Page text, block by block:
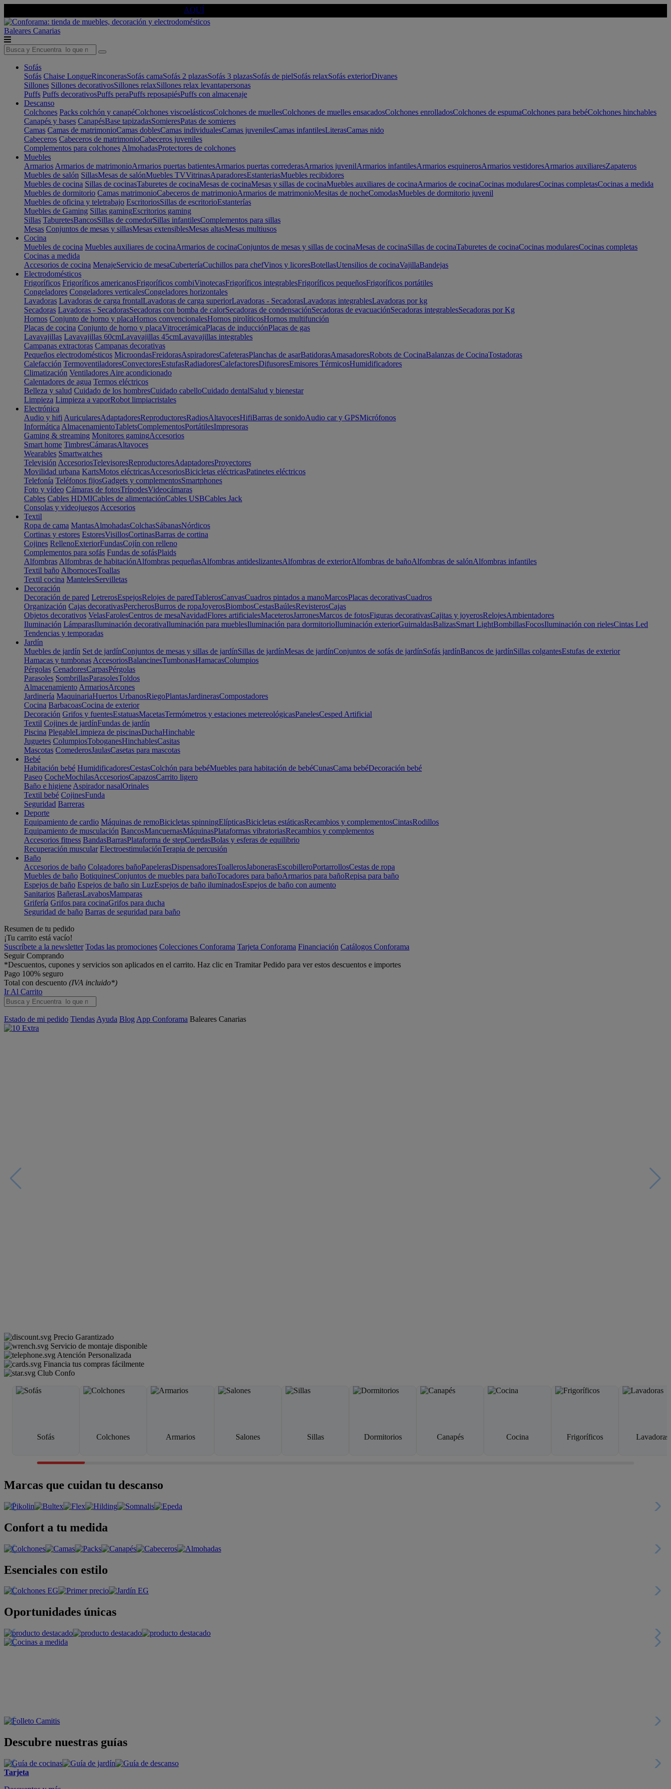
AQUÍ
Baleares Canarias
Sofás
Sofás Chaise LongueRinconerasSofás camaSofás 2 plazasSofás 3 plazasSofás de pielSofás relaxSofás exteriorDivanes
Sillones Sillones decorativosSillones relaxSillones relax levantapersonas
Puffs Puffs decorativosPuffs peraPuffs reposapiésPuffs con almacenaje
Descanso
Colchones Packs colchón y canapéColchones viscoelásticosColchones de muellesColchones de muelles ensacadosColchones enrolladosColchones de espumaColchones para bebéColchones hinchables
Canapés y bases CanapésBase tapizadasSomieresPatas de somieres
Camas Camas de matrimonioCamas doblesCamas individualesCamas juvenilesCamas infantilesLiterasCamas nido
Cabeceros Cabeceros de matrimonioCabeceros juveniles
Complementos para colchones AlmohadasProtectores de colchones
Muebles
Armarios Armarios de matrimonioArmarios puertas batientesArmarios puertas correderasArmarios juvenilArmarios infantilesArmarios esquinerosArmarios vestidoresArmarios auxiliaresZapateros
Muebles de salón SillasMesas de salónMuebles TVVitrinasAparadoresEstanteriasMuebles recibidores
Muebles de cocina Sillas de cocinasTaburetes de cocinaMesas de cocinaMesas y sillas de cocinaMuebles auxiliares de cocinaArmarios de cocinaCocinas modularesCocinas completasCocinas a medida
Muebles de dormitorio Camas matrimonioCabeceros de matrimonioArmarios de matrimonioMesitas de nocheComodasMuebles de dormitorio juvenil
Muebles de oficina y teletrabajo EscritoriosSillas de escritorioEstanterías
Muebles de Gaming Sillas gamingEscritorios gaming
Sillas TaburetesBancosSillas de comedorSillas infantilesComplementos para sillas
Mesas Conjuntos de mesas y sillasMesas extensiblesMesas altasMesas multiusos
Cocina
Muebles de cocina Muebles auxiliares de cocinaArmarios de cocinaConjuntos de mesas y sillas de cocinaMesas de cocinaSillas de cocinaTaburetes de cocinaCocinas modularesCocinas completas
Cocinas a medida
Accesorios de cocina MenajeServicio de mesaCuberteríaCuchillos para chefVinos y licoresBotellasUtensilios de cocinaVajillaBandejas
Electrodomésticos
Frigoríficos Frigoríficos americanosFrigoríficos combiVinotecasFrigoríficos integrablesFrigoríficos pequeñosFrigoríficos portátiles
Congeladores Congeladores verticalesCongeladores horizontales
Lavadoras Lavadoras de carga frontalLavadoras de carga superiorLavadoras - SecadorasLavadoras integrablesLavadoras por kg
Secadoras Lavadoras - SecadorasSecadoras con bomba de calorSecadoras de condensaciónSecadoras de evacuaciónSecadoras integrablesSecadoras por Kg
Hornos Conjunto de horno y placaHornos convencionalesHornos pirolíticosHornos multifunción
Placas de cocina Conjunto de horno y placaVitrocerámicaPlacas de inducciónPlacas de gas
Lavavajillas Lavavajillas 60cmLavavajillas 45cmLavavajillas integrables
Campanas extractoras Campanas decorativas
Pequeños electrodomésticos MicroondasFreidorasAspiradoresCafeterasPlanchas de asarBatidorasAmasadoresRobots de CocinaBalanzas de CocinaTostadoras
Calefacción TermoventiladoresConvectoresEstufasRadiadoresCalefactoresDifusoresEmisores TérmicosHumidificadores
Climatización Ventiladores Aire acondicionado
Calentadores de agua Termos eléctricos
Belleza y salud Cuidado de los hombresCuidado cabelloCuidado dentalSalud y bienestar
Limpieza Limpieza a vaporRobot limpiacristales
Electrónica
Audio y hifi AuricularesAdaptadoresReproductoresRadiosAltavocesHifiBarras de sonidoAudio car y GPSMicrófonos
Informática AlmacenamientoTabletsComplementosPortátilesImpresoras
Gaming & streaming Monitores gamingAccesorios
Smart home TimbresCámarasAltavoces
Wearables Smartwatches
Televisión AccesoriosTelevisoresReproductoresAdaptadoresProyectores
Movilidad urbana KartsMotos eléctricasAccesoriosBicicletas eléctricasPatinetes eléctricos
Telefonía Teléfonos fijosGadgets y complementosSmartphones
Foto y vídeo Cámaras de fotosTrípodesVideocámaras
Cables Cables HDMICables de alimentaciónCables USBCables Jack
Consolas y videojuegos Accesorios
Textil
Ropa de cama MantasAlmohadasColchasSábanasNórdicos
Cortinas y estores EstoresVisillosCortinasBarras de cortina
Cojines RellenoExteriorFundasCojín con relleno
Complementos para sofás Fundas de sofásPlaids
Alfombras Alfombras de habitaciónAlfombras pequeñasAlfombras antideslizantesAlfombras de exteriorAlfombras de bañoAlfombras de salónAlfombras infantiles
Textil baño AlbornocesToallas
Textil cocina MantelesServilletas
Decoración
Decoración de pared LetrerosEspejosRelojes de paredTablerosCanvasCuadros pintados a manoMarcosPlacas decorativasCuadros
Organización Cajas decorativasPercherosBurros de ropaJoyerosBiombosCestasBaúlesRevisterosCajas
Objetos decorativos VelasFarolesCentros de mesaNavidadFlores artificialesMaceterosJarronesMarcos de fotosFiguras decorativasCajitas y joyerosRelojesAmbientadores
Iluminación LámparasIluminación decorativaIluminación para mueblesIluminación para dormitorioIluminación exteriorGuirnaldasBalizasSmart LightBombillasFocosIluminación con rielesCintas Led
Tendencias y temporadas
Jardín
Muebles de jardín Set de jardínConjuntos de mesas y sillas de jardínSillas de jardínMesas de jardínConjuntos de sofás de jardínSofás jardínBancos de jardínSillas colgantesEstufas de exterior
Hamacas y tumbonas AccesoriosBalancinesTumbonasHamacasColumpios
Pérgolas CenadoresCarpasPérgolas
Parasoles SombrillasParasolesToldos
Almacenamiento ArmariosArcones
Jardinería MaquinariaHuertos UrbanosRiegoPlantasJardinerasCompostadores
Cocina BarbacoasCocina de exterior
Decoración Grifos y fuentesEstatuasMacetasTermómetros y estaciones metereológicasPanelesCesped Artificial
Textil Cojines de jardínFundas de jardín
Piscina PlegableLimpieza de piscinasDuchaHinchable
Juguetes ColumpiosToboganesHinchablesCasitas
Mascotas ComederosJaulasCasetas para mascotas
Bebé
Habitación bebé HumidificadoresCestasColchón para bebéMuebles para habitación de bebéCunasCama bebéDecoración bebé
Paseo CocheMochilasAccesoriosCapazosCarrito ligero
Baño e higiene Aspirador nasalOrinales
Textil bebé CojinesFunda
Seguridad Barreras
Deporte
Equipamiento de cardio Máquinas de remoBicicletas spinningElípticasBicicletas estáticasRecambios y complementosCintasRodillos
Equipamiento de musculación BancosMancuernasMáquinasPlataformas vibratoriasRecambios y complementos
Accesorios fitness BandasBarrasPlataforma de stepCuerdasBolas y esferas de equilibrio
Recuperación muscular ElectroestimulaciónTerapia de percusión
Baño
Accesorios de baño Colgadores bañoPapelerasDispensadoresToallerosJabonerasEscobilleroPortarrollosCestas de ropa
Muebles de baño BotiquinesConjuntos de muebles para bañoTocadores para bañoArmarios para bañoRepisa para baño
Espejos de baño Espejos de baño sin LuzEspejos de baño iluminadosEspejos de baño con aumento
Sanitarios BañerasLavabosMamparas
Grifería Grifos para cocinaGrifos para ducha
Seguridad de baño Barras de seguridad para baño
Resumen de tu pedido
¡Tu carrito está vacío!
Suscríbete a la newsletter Todas las promociones Colecciones Conforama Tarjeta Conforama Financiación Catálogos Conforama
Seguir Comprando
*Descuentos, cupones y servicios son aplicados en el carrito. Haz clic en Tramitar Pedido para ver estos descuentos e importes
Pago 100% seguro
Total con descuento (IVA incluido*)
Ir Al Carrito
Estado de mi pedido Tiendas Ayuda Blog App Conforama Baleares Canarias
Precio Garantizado
Servicio de montaje disponible
Atención Personalizada
Financia tus compras fácilmente
Club Confo
Sofás Colchones Armarios Salones Sillas Dormitorios Canapés Cocina Frigoríficos Lavadoras
Marcas que cuidan tu descanso
Confort a tu medida
Esenciales con estilo
Oportunidades únicas
Descubre nuestras guías
Tarjeta